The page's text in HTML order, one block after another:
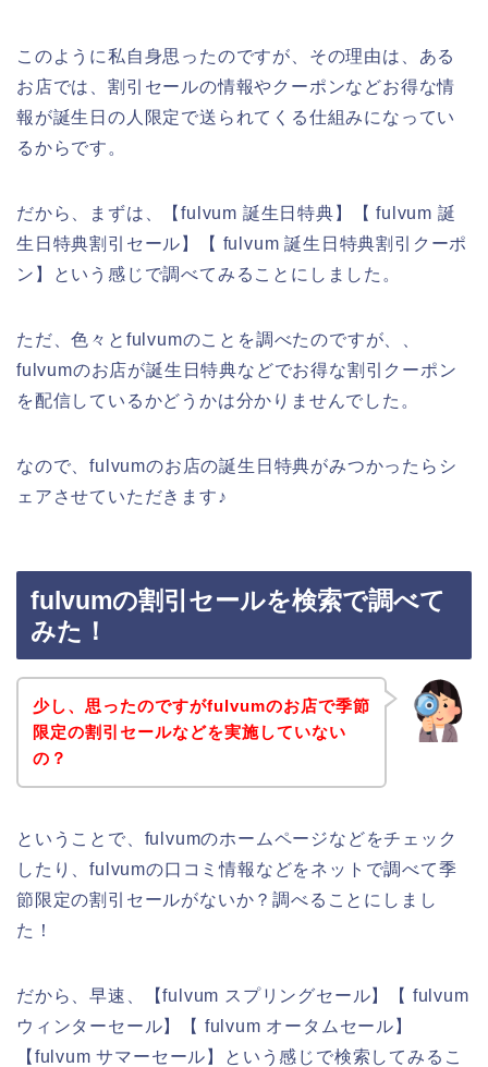
このように私自身思ったのですが、その理由は、ある
お店では、割引セールの情報やクーポンなどお得な情
報が誕生日の人限定で送られてくる仕組みになってい
るからです。
だから、まずは、【fulvum 誕生日特典】【 fulvum 誕
生日特典割引セール】【 fulvum 誕生日特典割引クーポ
ン】という感じで調べてみることにしました。
ただ、色々とfulvumのことを調べたのですが、、
fulvumのお店が誕生日特典などでお得な割引クーポン
を配信しているかどうかは分かりませんでした。
なので、fulvumのお店の誕生日特典がみつかったらシ
ェアさせていただきます♪
fulvumの割引セールを検索で調べて
みた！
少し、思ったのですがfulvumのお店で季節
限定の割引セールなどを実施していない
の？
ということで、fulvumのホームページなどをチェック
したり、fulvumの口コミ情報などをネットで調べて季
節限定の割引セールがないか？調べることにしまし
た！
だから、早速、【fulvum スプリングセール】【 fulvum
ウィンターセール】【 fulvum オータムセール】
【fulvum サマーセール】という感じで検索してみるこ